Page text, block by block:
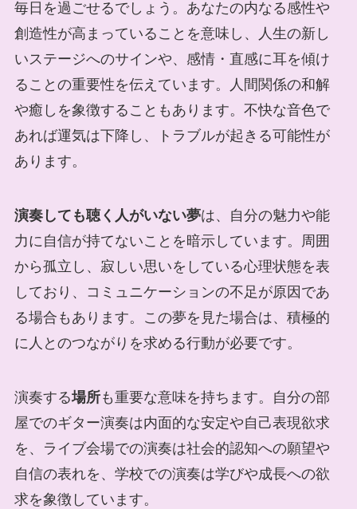
毎日を過ごせるでしょう。あなたの内なる感性や
創造性が高まっていることを意味し、人生の新し
いステージへのサインや、感情・直感に耳を傾け
ることの重要性を伝えています。人間関係の和解
や癒しを象徴することもあります。不快な音色で
あれば運気は下降し、トラブルが起きる可能性が
あります。
演奏しても聴く人がいない夢は、自分の魅力や能
力に自信が持てないことを暗示しています。周囲
から孤立し、寂しい思いをしている心理状態を表
しており、コミュニケーションの不足が原因であ
る場合もあります。この夢を見た場合は、積極的
に人とのつながりを求める行動が必要です。
演奏する場所も重要な意味を持ちます。自分の部
屋でのギター演奏は内面的な安定や自己表現欲求
を、ライブ会場での演奏は社会的認知への願望や
自信の表れを、学校での演奏は学びや成長への欲
求を象徴しています。